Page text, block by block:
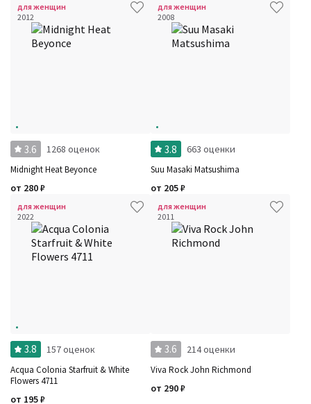
для женщин
2012
3.6 1268 оценок
Midnight Heat Beyonce
от 280₽
для женщин
2008
3.8 663 оценки
Suu Masaki Matsushima
от 205₽
для женщин
2022
3.8 157 оценок
Acqua Colonia Starfruit & White
Flowers 4711
от 195₽
для женщин
2011
3.6 214 оценки
Viva Rock John Richmond
от 290₽